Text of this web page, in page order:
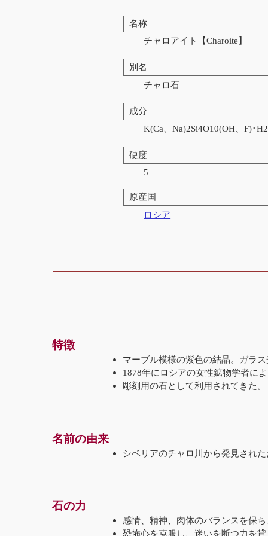
名称
チャロアイト【Charoite】
別名
チャロ石
成分
K(Ca、Na)2Si4O10(OH、F)･
硬度
5
原産国
ロシア
特徴
マーブル模様の紫色の結晶。ガラ
1878年にロシアの女性鉱物学者に
彫刻用の石として利用されてきた。
名前の由来
シベリアのチャロ川から発見され
石の力
感情、精神、肉体のバランスを保
恐怖心を克服し、迷いを断つ力を